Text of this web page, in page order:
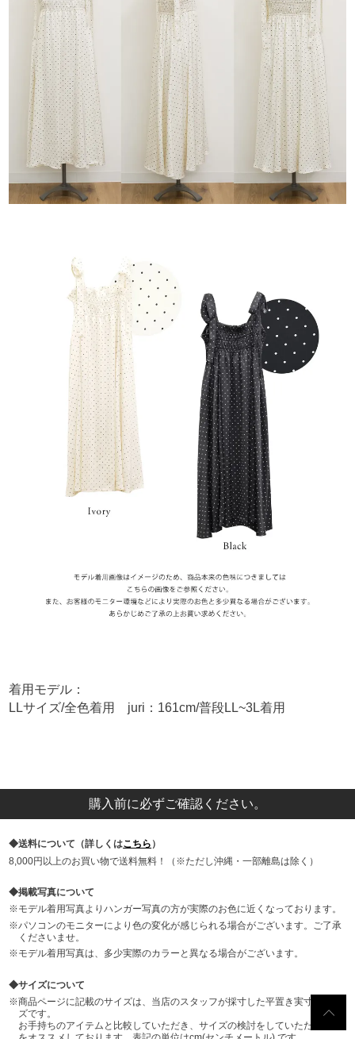
着用モデル：
LLサイズ/全色着用 juri：161cm/普段LL~3L着用
購入前に必ずご確認ください。
送料について（詳しくはこちら ）
8,000円以上のお買い物で送料無料！（※ただし沖縄・一部離島は除く）
掲載写真について
モデル着用写真よりハンガー写真の方が実際のお色に近くなっております。
パソコンのモニターにより色の変化が感じられる場合がございます。ご了承
くださいませ。
モデル着用写真は、多少実際のカラーと異なる場合がございます。
サイズについて
商品ページに記載のサイズは、当店のスタッフが採寸した平置き実寸のサイ
ズです。
お手持ちのアイテムと比較していただき、サイズの検討をしていただくこと